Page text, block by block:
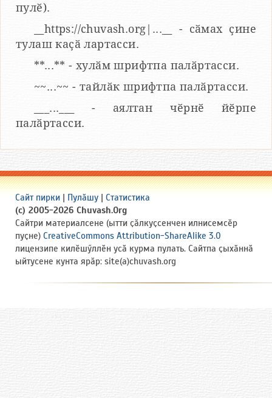
пулӗ).
__https://chuvash.org|...__ - сӑмах ҫине
тулаш каҫӑ лартасси.
**...** - хулӑм шрифтпа палӑртасси.
~~...~~ - тайлӑк шрифтпа палӑртасси.
___...___ - аялтан чӗрнӗ йӗрпе
палӑртасси.
Сайт пирки | Пулӑшу | Статистика
(c) 2005-2026 Chuvash.Org
Сайтри материалсене (ытти ҫӑлкуҫсенчен илнисемсӗр
пуҫне) CreativeCommons Attribution-ShareAlike 3.0
лицензипе килӗшӳллӗн усӑ курма пулать. Сайтпа ҫыхӑннӑ
ыйтусене кунта ярӑр: site(a)chuvash.org